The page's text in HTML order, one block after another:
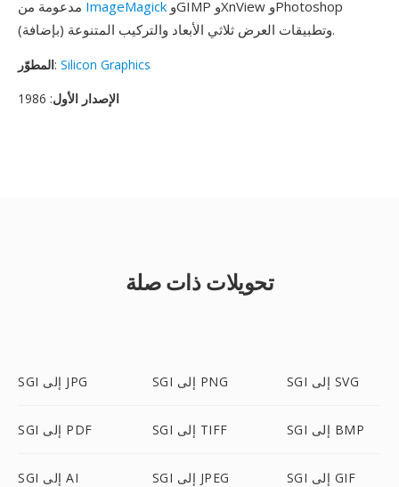
ImageMagick
(بإضافة) وتطبيقات العرض ثلاثي الأبعاد والتركيب المتنوعة.
المطوّر: Silicon Graphics
الإصدار الأول: 1986
تحويلات ذات صلة
SGI إلى JPG SGI إلى PNG SGI إلى SVG
SGI إلى PDF SGI إلى TIFF SGI إلى BMP
SGI إلى AI SGI إلى JPEG SGI إلى GIF